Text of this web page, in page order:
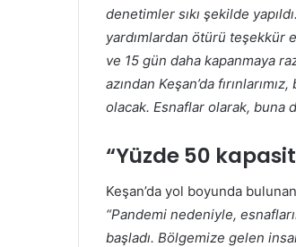
denetimler sıkı şekilde
yardımlardan ötürü teşekkür
ve 15 gün daha kapanmaya
azından Keşan’da
olacak. Esnaflar olarak, buna
“Yüzde 50
Keşan’da yol boyunda
“Pandemi nedeniyle,
başladı. Bölgemize gelen